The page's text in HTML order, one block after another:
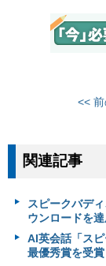
<<
関連記事
スピークバデ
ウンロードを
AI英会話「ス
最優秀賞を受賞